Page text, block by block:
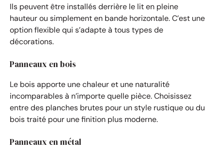
Ils peuvent être installés derrière le lit en pleine
hauteur ou simplement en bande horizontale. C’est une
option flexible qui s’adapte à tous types de
décorations.
Panneaux en bois
Le bois apporte une chaleur et une naturalité
incomparables à n’importe quelle pièce. Choisissez
entre des planches brutes pour un style rustique ou du
bois traité pour une finition plus moderne.
Panneaux en métal